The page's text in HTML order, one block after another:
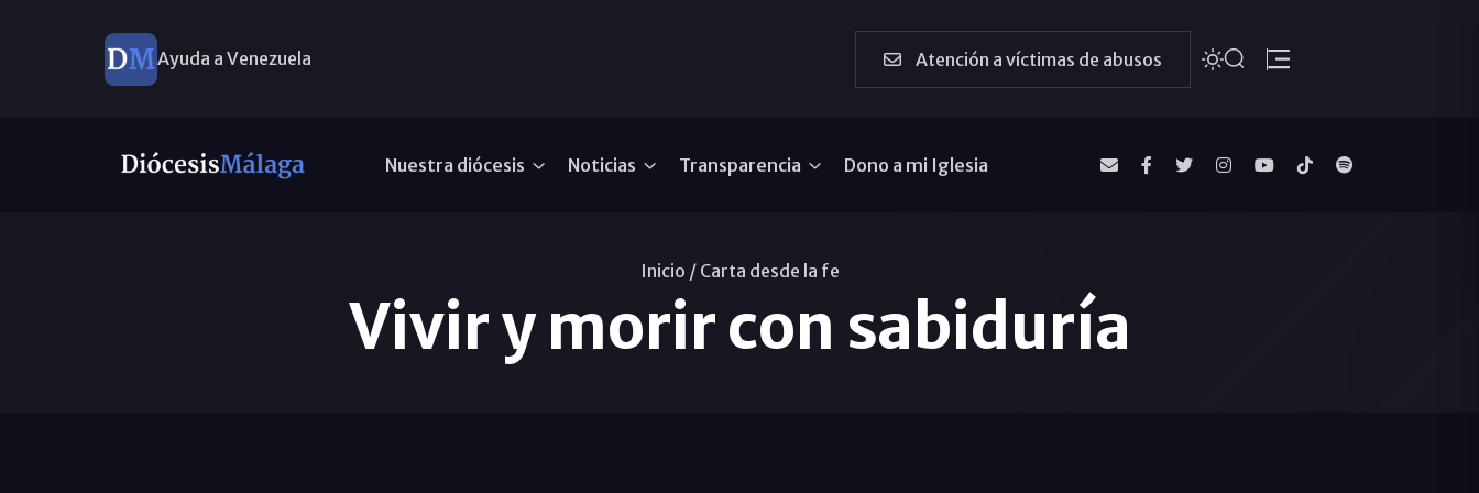
Ayuda a Venezuela Atención a víctimas de abusos
Nuestra diócesis Noticias Transparencia Dono a mi Iglesia
Inicio / Carta desde la fe
Vivir y morir con sabiduría